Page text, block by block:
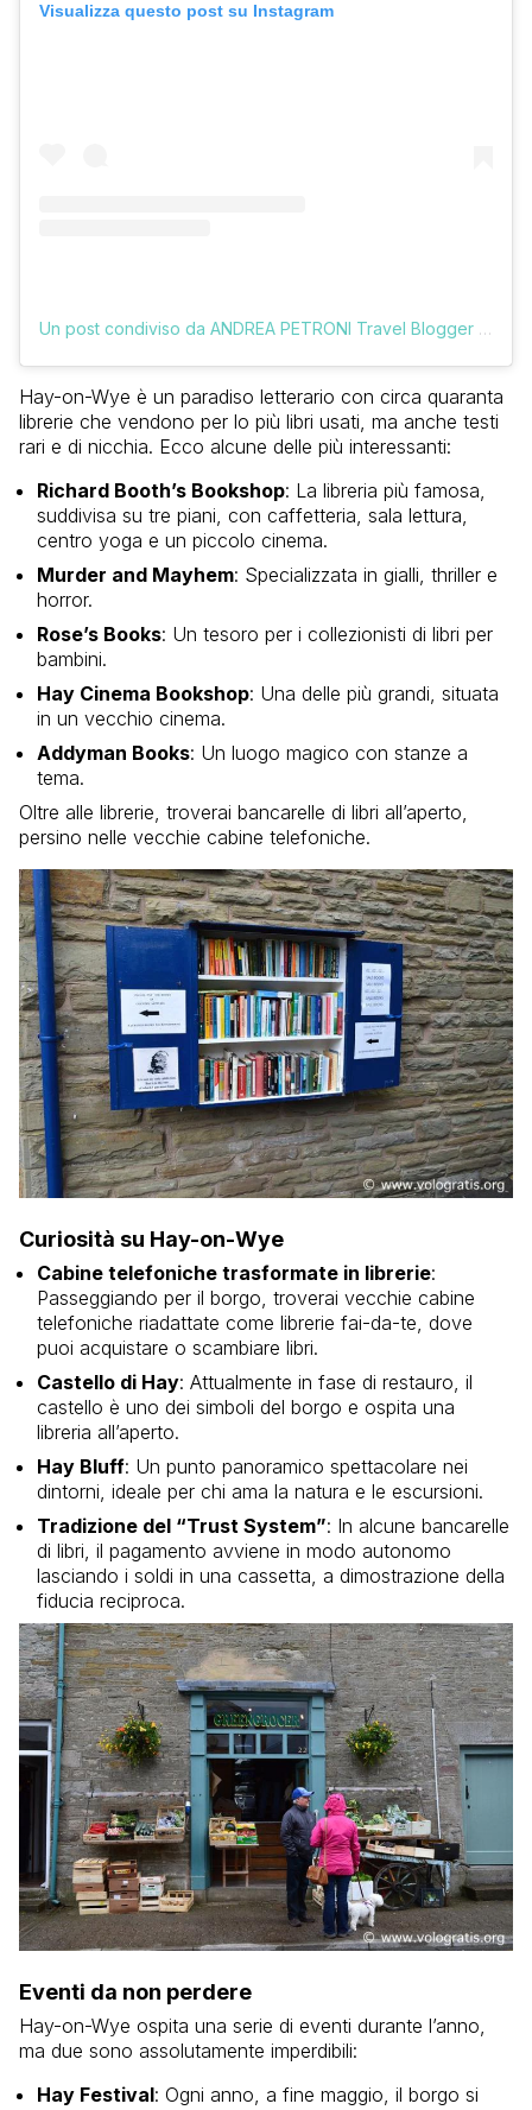
Visualizza questo post su Instagram
Un post condiviso da ANDREA PETRONI Travel Blogger (@vologratis)
Hay-on-Wye è un paradiso letterario con circa quaranta
librerie che vendono per lo più libri usati, ma anche testi
rari e di nicchia. Ecco alcune delle più interessanti:
Richard Booth’s Bookshop: La libreria più famosa,
suddivisa su tre piani, con caffetteria, sala lettura,
centro yoga e un piccolo cinema.
Murder and Mayhem: Specializzata in gialli, thriller e
horror.
Rose’s Books: Un tesoro per i collezionisti di libri per
bambini.
Hay Cinema Bookshop: Una delle più grandi, situata
in un vecchio cinema.
Addyman Books: Un luogo magico con stanze a
tema.
Oltre alle librerie, troverai bancarelle di libri all’aperto,
persino nelle vecchie cabine telefoniche.
Curiosità su Hay-on-Wye
Cabine telefoniche trasformate in librerie:
Passeggiando per il borgo, troverai vecchie cabine
telefoniche riadattate come librerie fai-da-te, dove
puoi acquistare o scambiare libri.
Castello di Hay: Attualmente in fase di restauro, il
castello è uno dei simboli del borgo e ospita una
libreria all’aperto.
Hay Bluff: Un punto panoramico spettacolare nei
dintorni, ideale per chi ama la natura e le escursioni.
Tradizione del “Trust System”: In alcune bancarelle
di libri, il pagamento avviene in modo autonomo
lasciando i soldi in una cassetta, a dimostrazione della
fiducia reciproca.
Eventi da non perdere
Hay-on-Wye ospita una serie di eventi durante l’anno,
ma due sono assolutamente imperdibili:
Hay Festival: Ogni anno, a fine maggio, il borgo si